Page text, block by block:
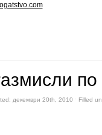
декември 20th, 2010 ˑ Filled